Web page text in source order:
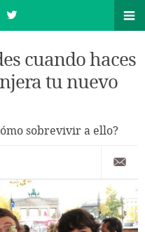
cuando haces
tu nuevo
sobrevivir a ello?